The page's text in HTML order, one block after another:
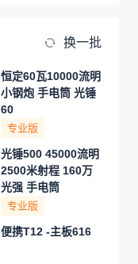
换一批
恒定60瓦10000流明
小钢炮 手电筒 光锤
60
专业版
光锤500 45000流明
2500米射程 160万
光强 手电筒
专业版
便携T12 -主板616